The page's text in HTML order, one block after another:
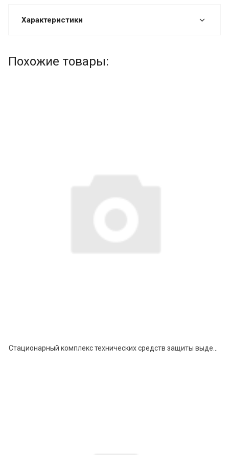
Характеристики
Похожие товары:
Стационарный комплекс технических средств защиты выделенных помещений «Клумба»